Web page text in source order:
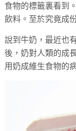
食物的標籤裏看到
飲料。至於究竟成
說到牛奶，最近也
後，奶對人類的成
用奶成維生食物的